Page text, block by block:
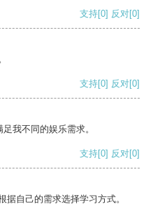
支持[0] 反对[0]
支持[0] 反对[0]
我不同的娱乐需求。
支持[0] 反对[0]
自己的需求选择学习方式。